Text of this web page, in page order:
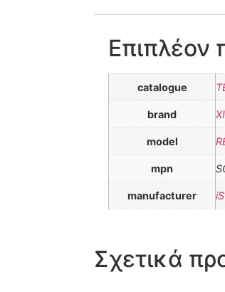
Επιπλέον
catalogue
brand
model
mpn
manufacturer iS
Σχετικά